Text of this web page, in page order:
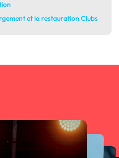
et la restauration Clubs